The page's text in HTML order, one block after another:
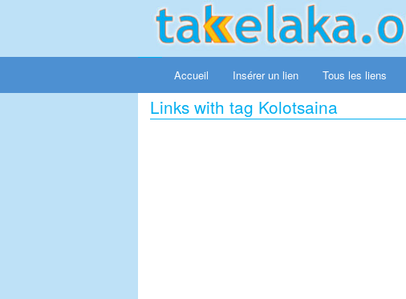
Accueil Insérer un lien Tous les liens
Links with tag Kolotsaina